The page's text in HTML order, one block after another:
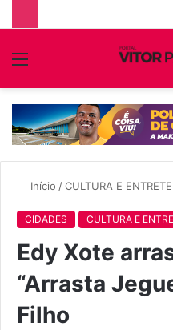
Menu
Início /CULTURA E
CIDADES CULTURA E
Edy Xote
“Arrasta
Filho